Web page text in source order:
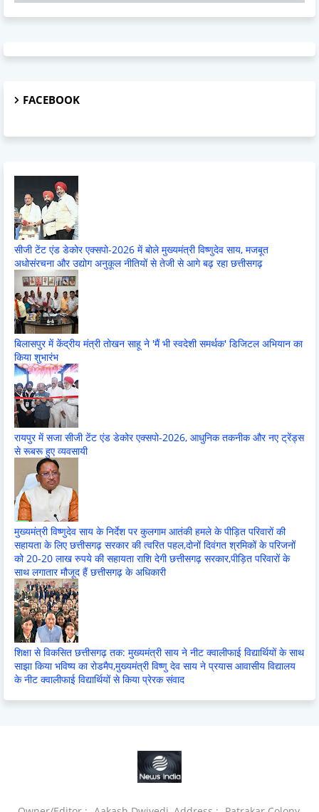
FACEBOOK
सीजी टेंट एंड डेकोर एक्सपो-2026 में बोले मुख्यमंत्री विष्णुदेव साय, मजबूत
अधोसंरचना और उद्योग अनुकूल नीतियों से तेजी से आगे बढ़ रहा छत्तीसगढ़
बिलासपुर में केंद्रीय मंत्री तोखन साहू ने 'मैं भी स्वदेशी समर्थक' डिजिटल अभियान का
किया शुभारंभ
रायपुर में सजा सीजी टेंट एंड डेकोर एक्सपो-2026, आधुनिक तकनीक और नए ट्रेंड्स
से रूबरू हुए व्यवसायी
मुख्यमंत्री विष्णुदेव साय के निर्देश पर कुलगाम आतंकी हमले के पीड़ित परिवारों की
सहायता के लिए छत्तीसगढ़ सरकार की त्वरित पहल,दोनों दिवंगत श्रमिकों के परिजनों
को 20-20 लाख रुपये की सहायता राशि देगी छत्तीसगढ़ सरकार,पीड़ित परिवारों के
साथ लगातार मौजूद हैं छत्तीसगढ़ के अधिकारी
शिक्षा से विकसित छत्तीसगढ़ तक: मुख्यमंत्री साय ने नीट क्वालीफाई विद्यार्थियों के साथ
साझा किया भविष्य का रोडमैप,मुख्यमंत्री विष्णु देव साय ने प्रयास आवासीय विद्यालय
के नीट क्वालीफाई विद्यार्थियों से किया प्रेरक संवाद